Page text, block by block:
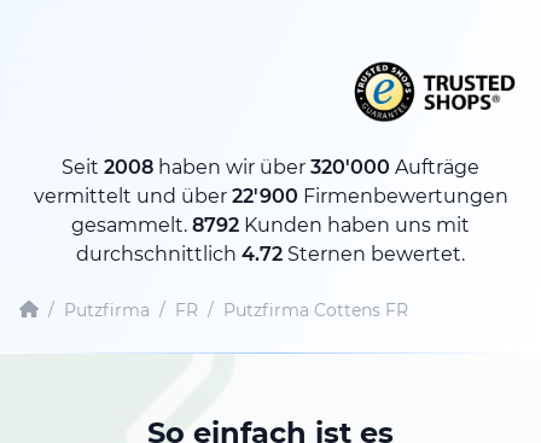
Seit 2008 haben wir über 320'000 Aufträge
vermittelt und über 22'900 Firmenbewertungen
gesammelt. 8792 Kunden haben uns mit
durchschnittlich 4.72 Sternen bewertet.
/ Putzfirma / FR / Putzfirma Cottens FR
So einfach ist es